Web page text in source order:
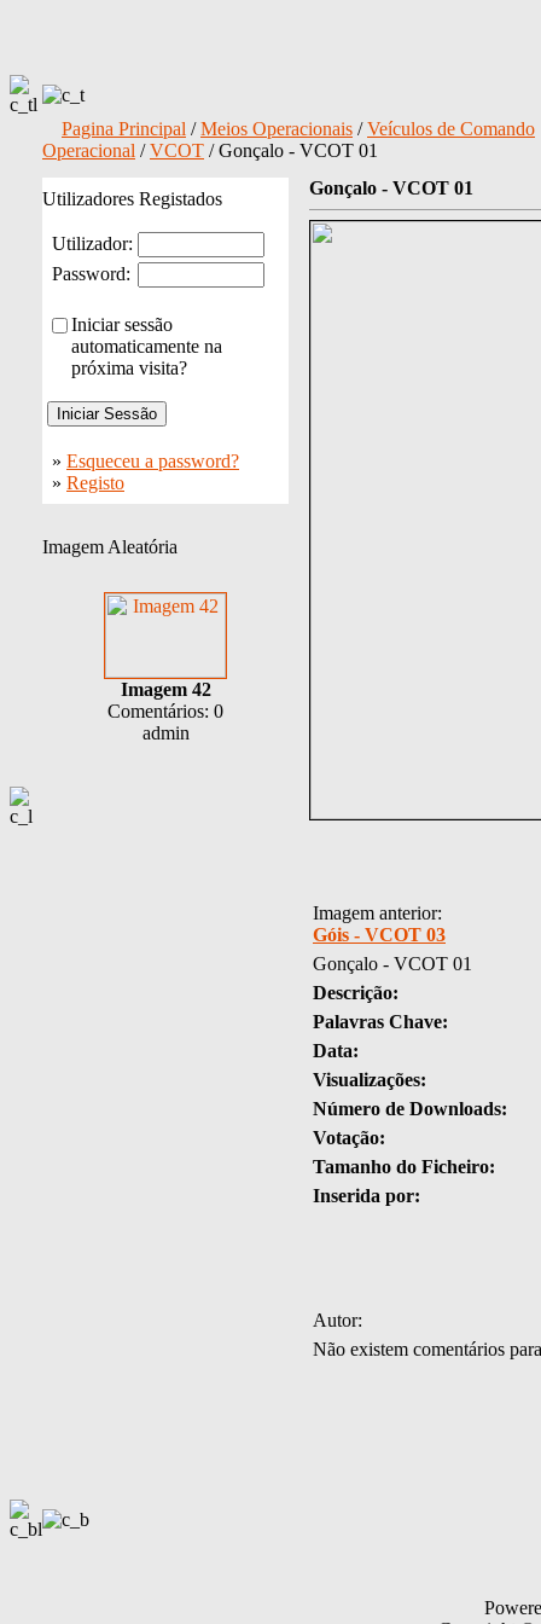
Pagina Principal /Meios Operacionais /Veículos de Comando
Operacional /VCOT / Gonçalo - VCOT 01
Utilizadores Registados
Utilizador:
Password:
Iniciar sessão
automaticamente na
próxima visita?
» Esqueceu a password?
» Registo
Imagem Aleatória
Imagem 42
Comentários: 0
admin
Gonçalo - VCOT 01
Imagem anterior:
Góis - VCOT 03
Gonçalo - VCOT 01
Descrição:
Palavras Chave:
Data:
Visualizações:
Número de Downloads:
Votação:
Tamanho do Ficheiro:
Inserida por:
Autor:
Não existem comentários